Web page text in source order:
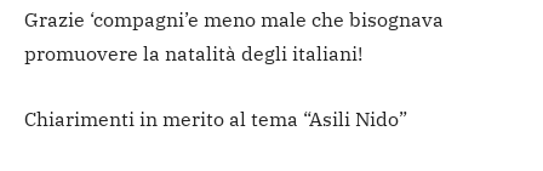
Grazie ‘compagni’e meno male che bisognava
promuovere la natalità degli italiani!
Chiarimenti in merito al tema “Asili Nido”